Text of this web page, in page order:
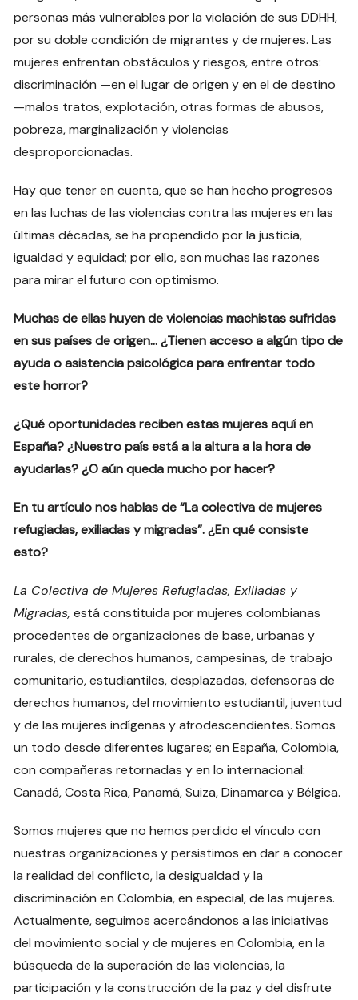
personas más vulnerables por la violación de sus DDHH,
por su doble condición de migrantes y de mujeres. Las
mujeres enfrentan obstáculos y riesgos, entre otros:
discriminación —en el lugar de origen y en el de destino
—malos tratos, explotación, otras formas de abusos,
pobreza, marginalización y violencias
desproporcionadas.
Hay que tener en cuenta, que se han hecho progresos
en las luchas de las violencias contra las mujeres en las
últimas décadas, se ha propendido por la justicia,
igualdad y equidad; por ello, son muchas las razones
para mirar el futuro con optimismo.
Muchas de ellas huyen de violencias machistas sufridas
en sus países de origen… ¿Tienen acceso a algún tipo de
ayuda o asistencia psicológica para enfrentar todo
este horror?
¿Qué oportunidades reciben estas mujeres aquí en
España? ¿Nuestro país está a la altura a la hora de
ayudarlas? ¿O aún queda mucho por hacer?
En tu artículo nos hablas de “La colectiva de mujeres
refugiadas, exiliadas y migradas”. ¿En qué consiste
esto?
La Colectiva de Mujeres Refugiadas, Exiliadas y
Migradas, está constituida por mujeres colombianas
procedentes de organizaciones de base, urbanas y
rurales, de derechos humanos, campesinas, de trabajo
comunitario, estudiantiles, desplazadas, defensoras de
derechos humanos, del movimiento estudiantil, juventud
y de las mujeres indígenas y afrodescendientes. Somos
un todo desde diferentes lugares; en España, Colombia,
con compañeras retornadas y en lo internacional:
Canadá, Costa Rica, Panamá, Suiza, Dinamarca y Bélgica.
Somos mujeres que no hemos perdido el vínculo con
nuestras organizaciones y persistimos en dar a conocer
la realidad del conflicto, la desigualdad y la
discriminación en Colombia, en especial, de las mujeres.
Actualmente, seguimos acercándonos a las iniciativas
del movimiento social y de mujeres en Colombia, en la
búsqueda de la superación de las violencias, la
participación y la construcción de la paz y del disfrute